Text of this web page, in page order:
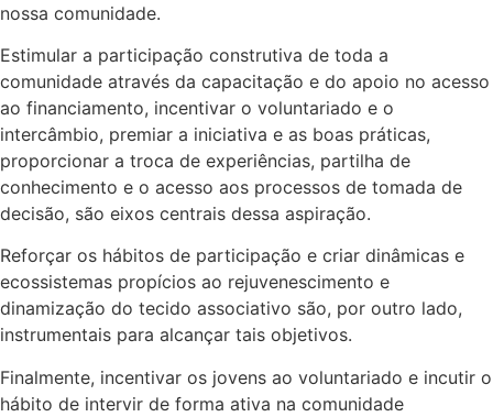
nossa comunidade.
Estimular a participação construtiva de toda a
comunidade através da capacitação e do apoio no acesso
ao financiamento, incentivar o voluntariado e o
intercâmbio, premiar a iniciativa e as boas práticas,
proporcionar a troca de experiências, partilha de
conhecimento e o acesso aos processos de tomada de
decisão, são eixos centrais dessa aspiração.
Reforçar os hábitos de participação e criar dinâmicas e
ecossistemas propícios ao rejuvenescimento e
dinamização do tecido associativo são, por outro lado,
instrumentais para alcançar tais objetivos.
Finalmente, incentivar os jovens ao voluntariado e incutir o
hábito de intervir de forma ativa na comunidade